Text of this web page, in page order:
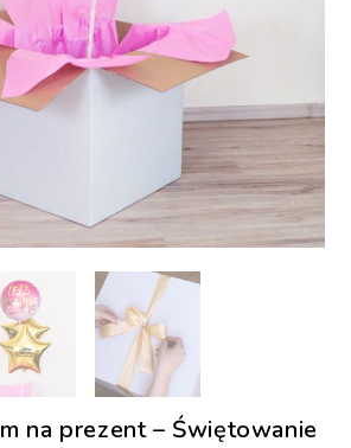
na prezent – Świętowanie